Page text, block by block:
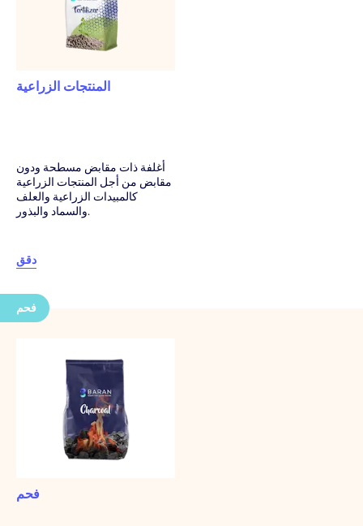
المنتجات الزراعية
أغلفة ذات مقابض مسطحة ودون
مقابض من أجل المنتجات الزراعية
كالمبيدات الزراعية والعلف
والسماد والبذور.
دقق
فحم
فحم